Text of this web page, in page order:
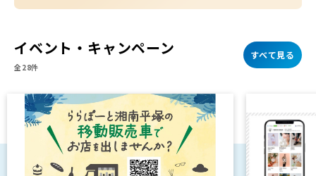
イベント・キャンペーン
全28件
すべて見る